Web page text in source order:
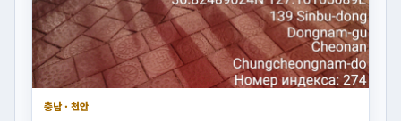
충남 · 천안